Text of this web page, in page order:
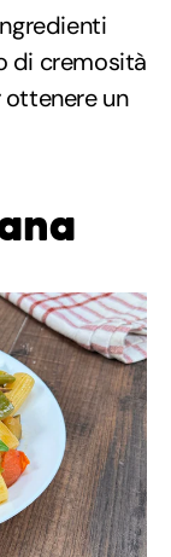
di cremosità
un